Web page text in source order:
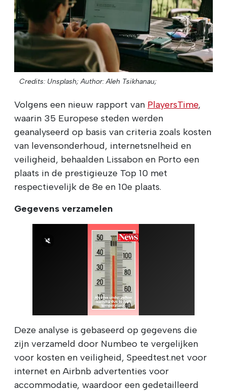
Credits: Unsplash; Author: Aleh Tsikhanau;
Volgens een nieuw rapport van PlayersTime,
waarin 35 Europese steden werden
geanalyseerd op basis van criteria zoals kosten
van levensonderhoud, internetsnelheid en
veiligheid, behaalden Lissabon en Porto een
plaats in de prestigieuze Top 10 met
respectievelijk de 8e en 10e plaats.
Gegevens verzamelen
Deze analyse is gebaseerd op gegevens die
zijn verzameld door Numbeo te vergelijken
voor kosten en veiligheid, Speedtest.net voor
internet en Airbnb advertenties voor
accommodatie, waardoor een gedetailleerd